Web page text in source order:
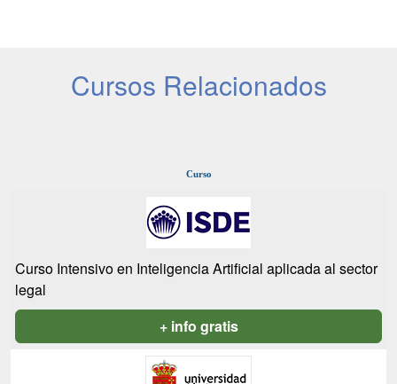
Cursos Relacionados
Curso
Curso Intensivo en Inteligencia Artificial aplicada al sector
legal
+ info gratis